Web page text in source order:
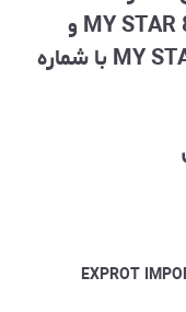
9 ، آلبوم کاغذدیواری مای استار MY STAR 8 و
آلبوم کاغذدیواری مای استار MY STAR 5 با شماره
EXPROT